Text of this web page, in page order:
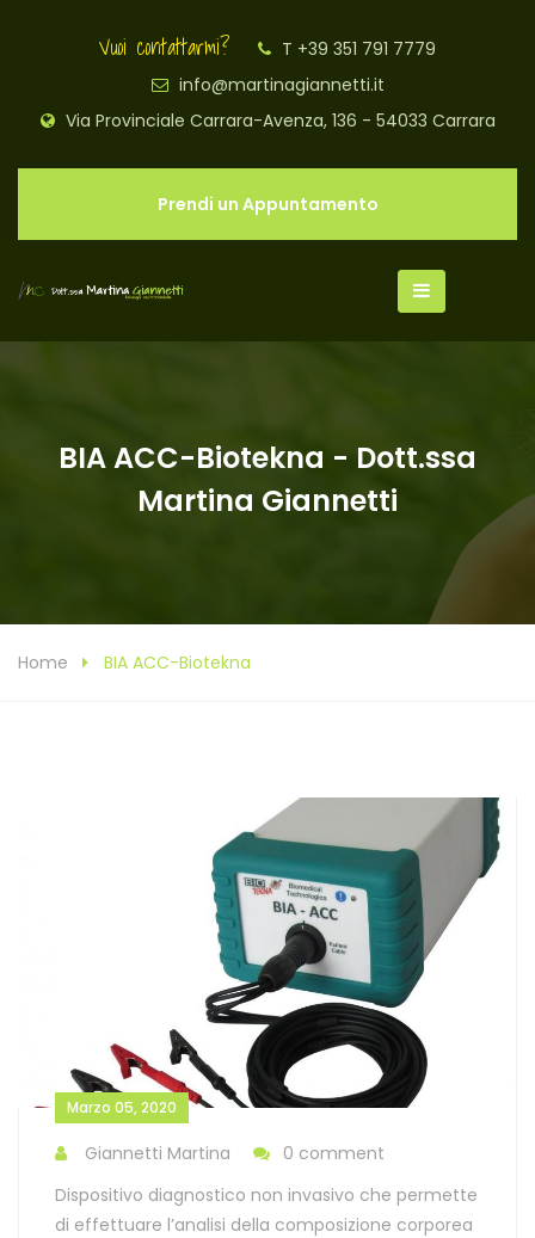
Vuoi contattarmi?
T +39 351 791 7779
info@martinagiannetti.it
Via Provinciale Carrara-Avenza, 136 - 54033 Carrara
Prendi un Appuntamento
BIA ACC-Biotekna - Dott.ssa
Martina Giannetti
Home BIA ACC-Biotekna
Marzo 05, 2020
Giannetti Martina
0 comment
Dispositivo diagnostico non invasivo che permette
di effettuare l’analisi della composizione corporea